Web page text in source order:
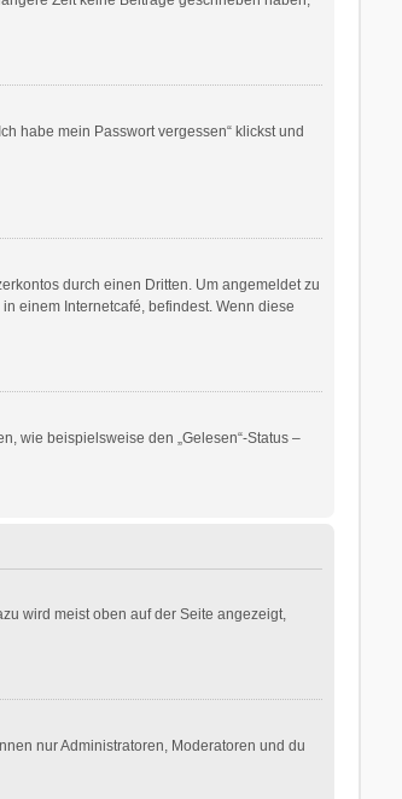
habe mein Passwort vergessen“ klickst und
durch einen Dritten. Um angemeldet zu
einem Internetcafé, befindest. Wenn diese
wie beispielsweise den „Gelesen“-Status –
wird meist oben auf der Seite angezeigt,
nur Administratoren, Moderatoren und du